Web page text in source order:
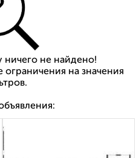
ничего не найдено!
ограничения на значения